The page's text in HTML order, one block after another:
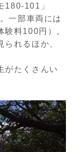
180-101 」
一部車両には
験料100 円）。
れるほか、
がたくさんい